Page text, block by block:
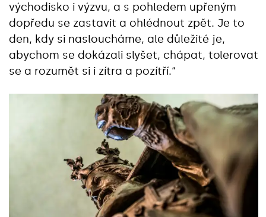
východisko i výzvu, a s pohledem upřeným
dopředu se zastavit a ohlédnout zpět. Je to
den, kdy si nasloucháme, ale důležité je,
abychom se dokázali slyšet, chápat, tolerovat
se a rozumět si i zítra a pozítří.“